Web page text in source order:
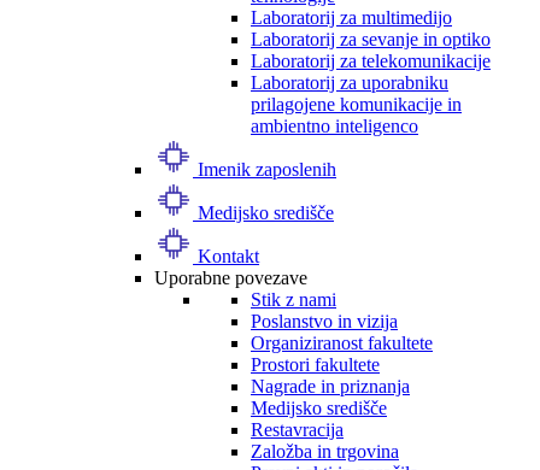
Laboratorij za multimedijo
Laboratorij za sevanje in optiko
Laboratorij za telekomunikacije
Laboratorij za uporabniku
prilagojene komunikacije in
ambientno inteligenco
Imenik zaposlenih
Medijsko središče
Kontakt
Uporabne povezave
Stik z nami
Poslanstvo in vizija
Organiziranost fakultete
Prostori fakultete
Nagrade in priznanja
Medijsko središče
Restavracija
Založba in trgovina